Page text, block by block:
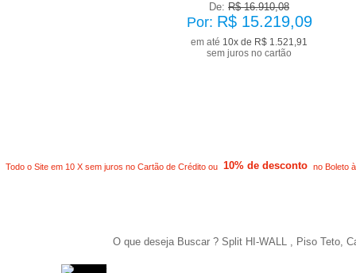
De: R$ 16.910,08
Por: R$ 15.219,09
em até 10x de R$ 1.521,91
sem juros no cartão
Todo o Site em 10 X sem juros no Cartão de Crédito ou 10% de desconto no Boleto